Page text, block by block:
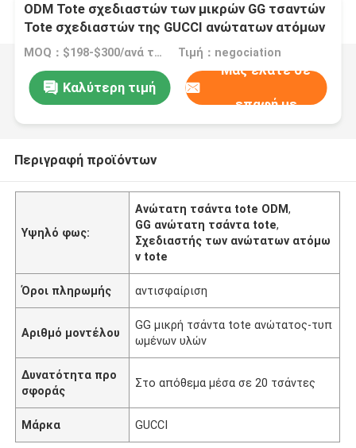
ODM Tote σχεδιαστών των μικρών GG τσαντών
Tote σχεδιαστών της GUCCI ανώτατων ατόμων
MOQ：$198-$300/ανά τσάντα Τιμή：negociation
Καλύτερη τιμή
Μας ελάτε σε
επαφή με
Περιγραφή προϊόντων
Υψηλό φως:
Ανώτατη τσάντα tote ODM,
GG ανώτατη τσάντα tote,
Σχεδιαστής των ανώτατων ατόμω
ν tote
Όροι πληρωμής αντισφαίριση
Αριθμό μοντέλου
GG μικρή τσάντα tote ανώτατος-τυπ
ωμένων υλών
Δυνατότητα προ
σφοράς
Στο απόθεμα μέσα σε 20 τσάντες
Μάρκα GUCCI